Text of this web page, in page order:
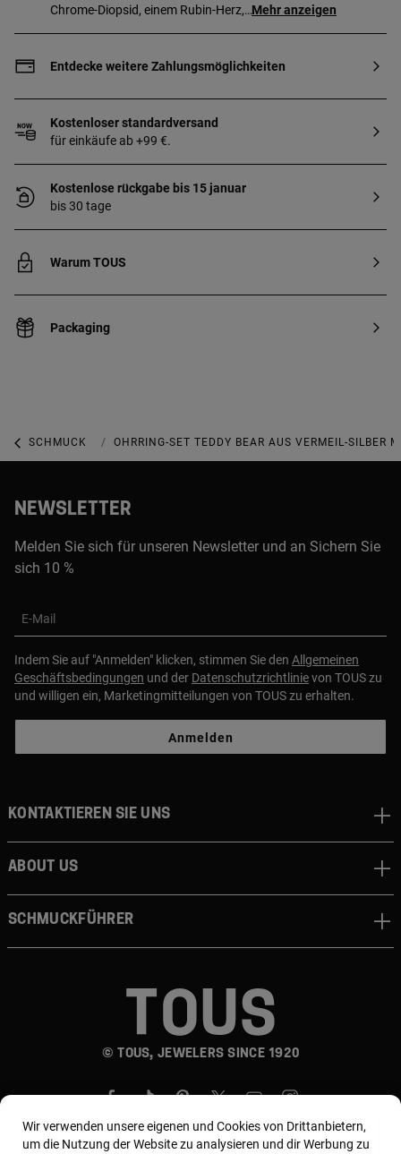
Chrome-Diopsid, einem Rubin-Herz,
Sterlingsilber mit 18 kt Gold beschichtet,
keinem anderen Metall dazwischen.
Produktionstechnik: Gießen.
Mehr anzeigen
Entdecke weitere Zahlungsmöglichkeiten
Kostenloser standardversand
für einkäufe ab +99 €.
Kostenlose rückgabe bis 15 januar
bis 30 tage
Warum TOUS
Packaging
SCHMUCK SCHMUCK MIT EDELSTEINEN
OHRRING-SET TEDDY BEAR AUS VERMEIL-SILBER
NEWSLETTER
Melden Sie sich für unseren Newsletter und an Sichern Sie
sich 10 %
E-Mail
Indem Sie auf "Anmelden" klicken, stimmen Sie den Allgemeinen
Geschäftsbedingungen und der Datenschutzrichtlinievon TOUS zu
und willigen ein, Marketingmitteilungen von TOUS zu erhalten.
Anmelden
© TOUS, JEWELERS SINCE 1920
Kontaktieren sie uns
About us
Schmuckführer
Wir verwenden unsere eigenen und Cookies von Drittanbietern,
um die Nutzung der Website zu analysieren und dir Werbung zu